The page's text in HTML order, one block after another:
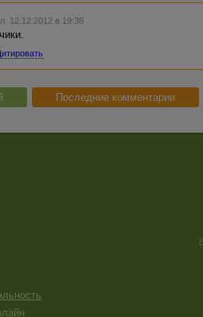
12.12.2012 в 19:38
Цитировать
Последние комментарии